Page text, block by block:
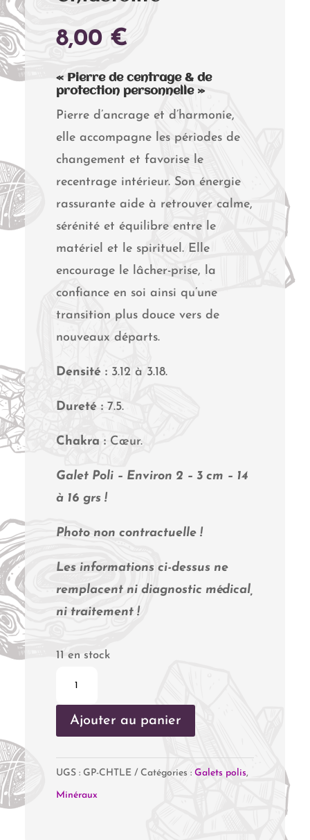
8,00 €
« Pierre de centrage & de
protection personnelle »
Pierre d’ancrage et d’harmonie,
elle accompagne les périodes de
changement et favorise le
recentrage intérieur. Son énergie
rassurante aide à retrouver calme,
sérénité et équilibre entre le
matériel et le spirituel. Elle
encourage le lâcher-prise, la
confiance en soi ainsi qu’une
transition plus douce vers de
nouveaux départs.
Densité :3.12 à 3.18.
Dureté :7.5.
Chakra :Cœur.
Galet Poli – Environ 2 – 3 cm – 14
à 16 grs !
Photo non contractuelle !
Les informations ci-dessus ne
remplacent ni diagnostic médical,
ni traitement !
11 en stock
Chiastolite
Ajouter au panier
UGS : GP-CHTLE Catégories : Galets polis,
Minéraux